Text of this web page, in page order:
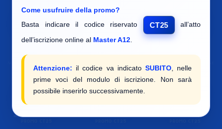
Come usufruire della promo?
Basta indicare il codice riservato
CT25
all’atto
dell’iscrizione online al Master A12
Attenzione: il codice va indicato SUBITO, nelle
prime voci del modulo di iscrizione. Non sarà
possibile inserirlo successivamente.